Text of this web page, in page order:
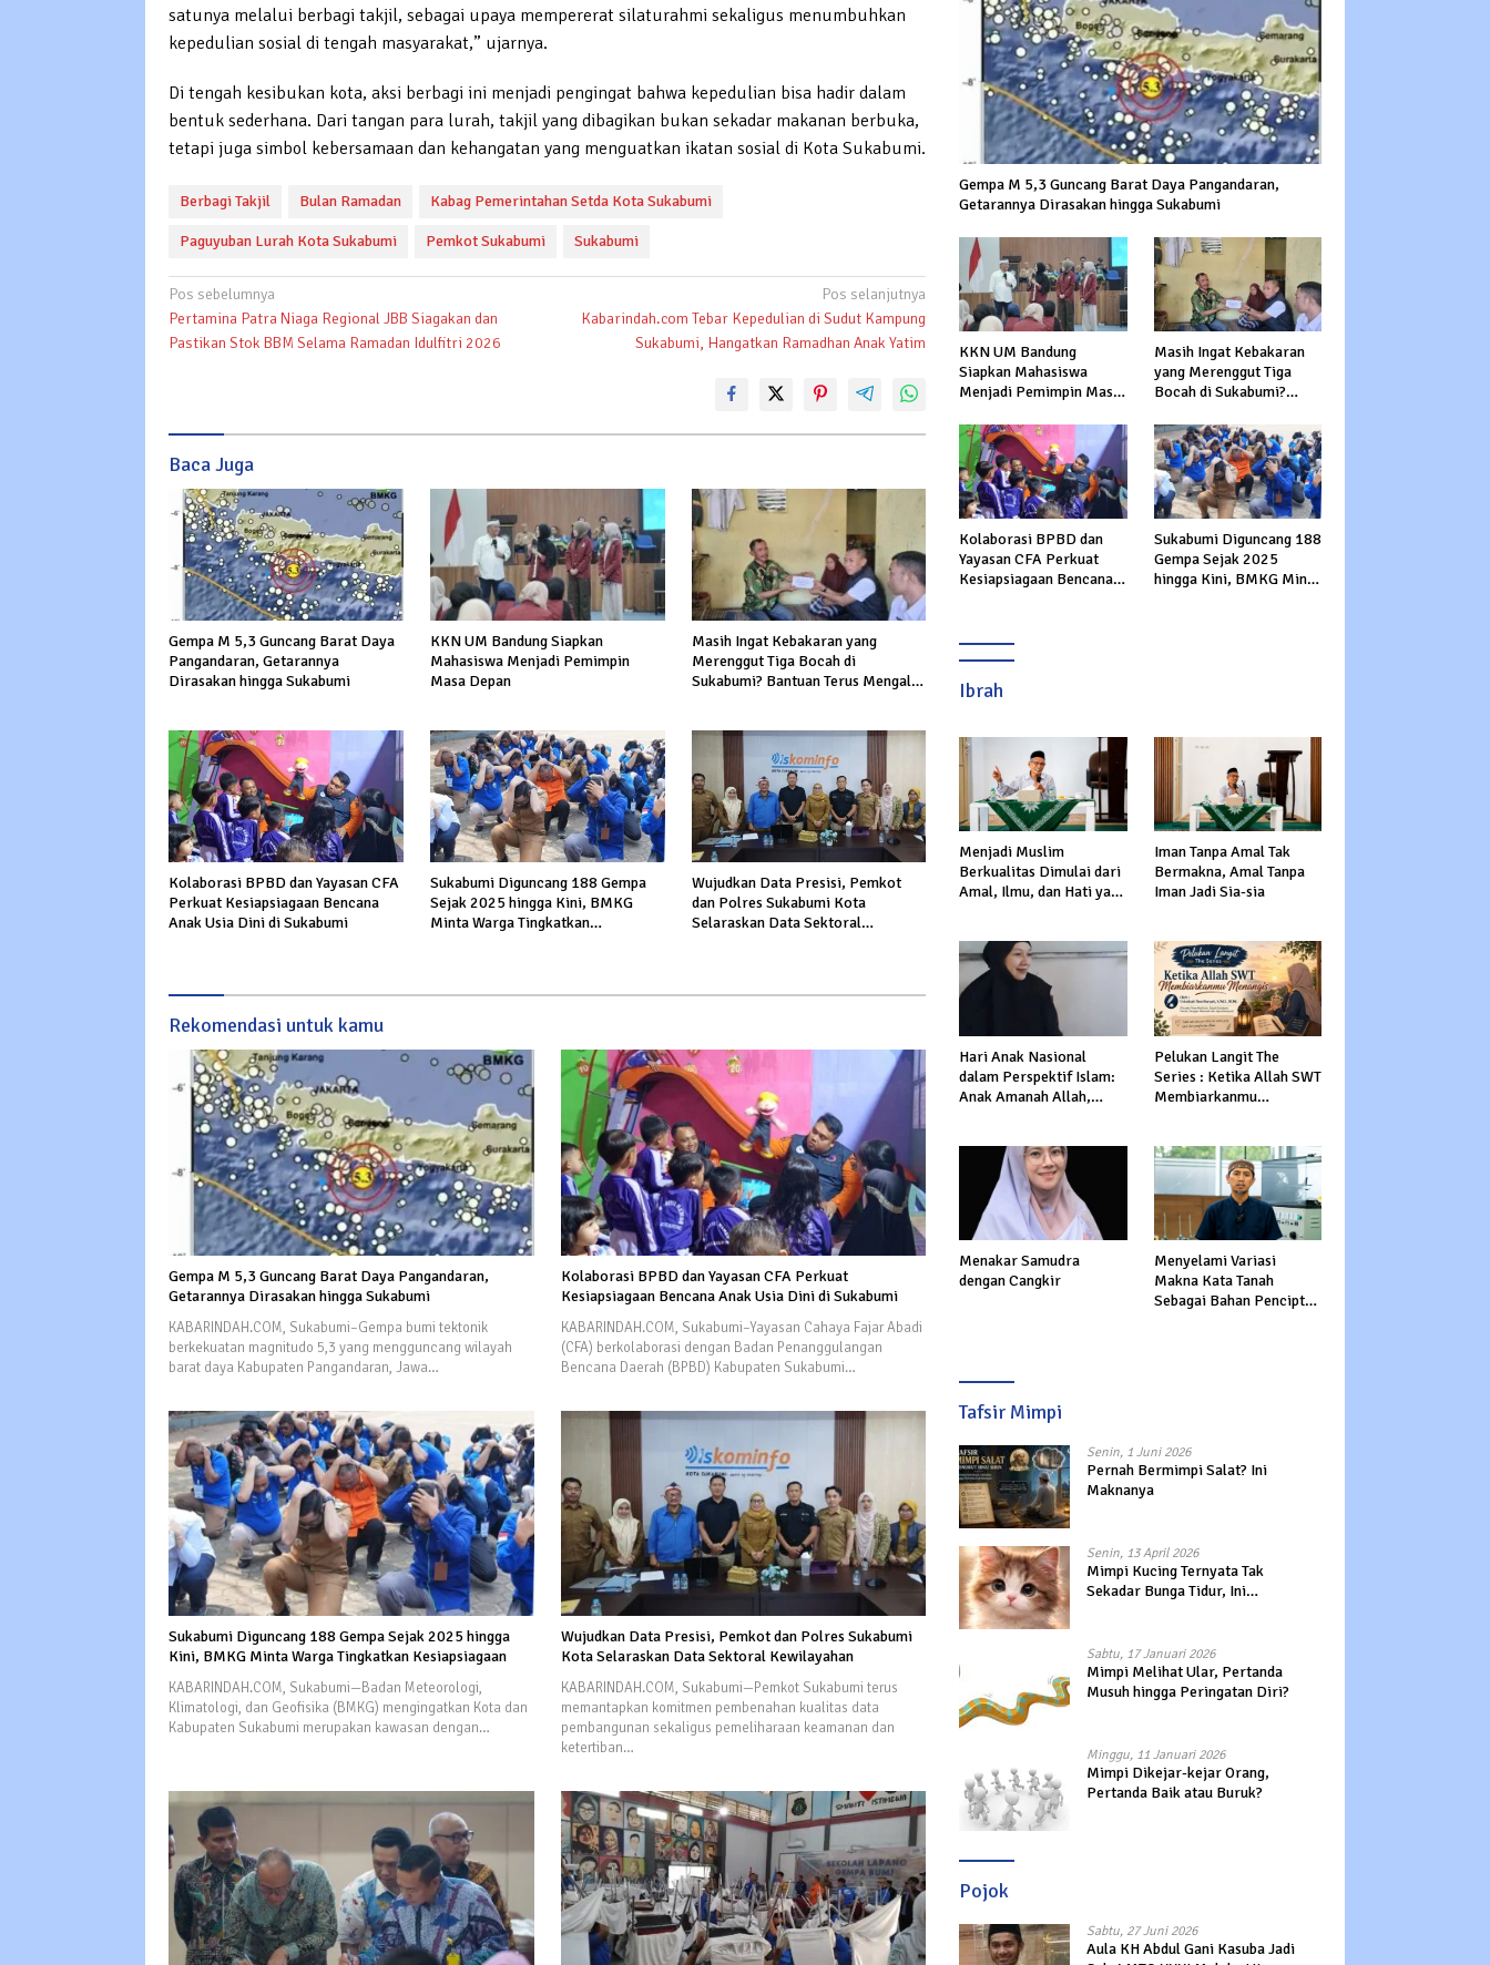
satunya melalui berbagi takjil, sebagai upaya mempererat silaturahmi sekaligus menumbuhkan
kepedulian sosial di tengah masyarakat,” ujarnya.
Di tengah kesibukan kota, aksi berbagi ini menjadi pengingat bahwa kepedulian bisa hadir dalam
bentuk sederhana. Dari tangan para lurah, takjil yang dibagikan bukan sekadar makanan berbuka,
tetapi juga simbol kebersamaan dan kehangatan yang menguatkan ikatan sosial di Kota Sukabumi.
Berbagi Takjil Bulan Ramadan Kabag Pemerintahan Setda Kota Sukabumi
Paguyuban Lurah Kota Sukabumi Pemkot Sukabumi Sukabumi
Navigasi
pos
Pos sebelumnya
Pertamina Patra Niaga Regional JBB Siagakan dan
Pastikan Stok BBM Selama Ramadan Idulfitri 2026
Pos selanjutnya
Kabarindah.com Tebar Kepedulian di Sudut Kampung
Sukabumi, Hangatkan Ramadhan Anak Yatim
Baca Juga
Gempa M 5,3 Guncang Barat Daya
Pangandaran, Getarannya
Dirasakan hingga Sukabumi
KKN UM Bandung Siapkan
Mahasiswa Menjadi Pemimpin
Masa Depan
Masih Ingat Kebakaran yang
Merenggut Tiga Bocah di
Sukabumi? Bantuan Terus Mengalir
Kolaborasi BPBD dan Yayasan CFA
Perkuat Kesiapsiagaan Bencana
Anak Usia Dini di Sukabumi
Sukabumi Diguncang 188 Gempa
Sejak 2025 hingga Kini, BMKG
Minta Warga Tingkatkan
Wujudkan Data Presisi, Pemkot
dan Polres Sukabumi Kota
Selaraskan Data Sektoral
Rekomendasi untuk kamu
Gempa M 5,3 Guncang Barat Daya Pangandaran,
Getarannya Dirasakan hingga Sukabumi
KABARINDAH.COM, Sukabumi–Gempa bumi tektonik
berkekuatan magnitudo 5,3 yang mengguncang wilayah
barat daya Kabupaten Pangandaran, Jawa…
Kolaborasi BPBD dan Yayasan CFA Perkuat
Kesiapsiagaan Bencana Anak Usia Dini di Sukabumi
KABARINDAH.COM, Sukabumi–Yayasan Cahaya Fajar Abadi
(CFA) berkolaborasi dengan Badan Penanggulangan
Bencana Daerah (BPBD) Kabupaten Sukabumi…
Sukabumi Diguncang 188 Gempa Sejak 2025 hingga
Kini, BMKG Minta Warga Tingkatkan Kesiapsiagaan
KABARINDAH.COM, Sukabumi—Badan Meteorologi,
Klimatologi, dan Geofisika (BMKG) mengingatkan Kota dan
Kabupaten Sukabumi merupakan kawasan dengan…
Wujudkan Data Presisi, Pemkot dan Polres Sukabumi
Kota Selaraskan Data Sektoral Kewilayahan
KABARINDAH.COM, Sukabumi—Pemkot Sukabumi terus
memantapkan komitmen pembenahan kualitas data
pembangunan sekaligus pemeliharaan keamanan dan
ketertiban…
Gempa M 5,3 Guncang Barat Daya Pangandaran,
Getarannya Dirasakan hingga Sukabumi
KKN UM Bandung
Siapkan Mahasiswa
Menjadi Pemimpin Masa
Masih Ingat Kebakaran
yang Merenggut Tiga
Bocah di Sukabumi?
untuk Keluarga Korban
Kolaborasi BPBD dan
Yayasan CFA Perkuat
Kesiapsiagaan Bencana
Sukabumi Diguncang 188
Gempa Sejak 2025
hingga Kini, BMKG Minta
Ibrah
Menjadi Muslim
Berkualitas Dimulai dari
Amal, Ilmu, dan Hati yang
Iman Tanpa Amal Tak
Bermakna, Amal Tanpa
Iman Jadi Sia-sia
Hari Anak Nasional
dalam Perspektif Islam:
Anak Amanah Allah,
Pelukan Langit The
Series : Ketika Allah SWT
Membiarkanmu
Menakar Samudra
dengan Cangkir
Menyelami Variasi
Makna Kata Tanah
Sebagai Bahan Pencipta
Tafsir Mimpi
Senin, 1 Juni 2026
Pernah Bermimpi Salat? Ini
Maknanya
Senin, 13 April 2026
Mimpi Kucing Ternyata Tak
Sekadar Bunga Tidur, Ini
Sabtu, 17 Januari 2026
Mimpi Melihat Ular, Pertanda
Musuh hingga Peringatan Diri?
Minggu, 11 Januari 2026
Mimpi Dikejar-kejar Orang,
Pertanda Baik atau Buruk?
Pojok
Sabtu, 27 Juni 2026
Aula KH Abdul Gani Kasuba Jadi